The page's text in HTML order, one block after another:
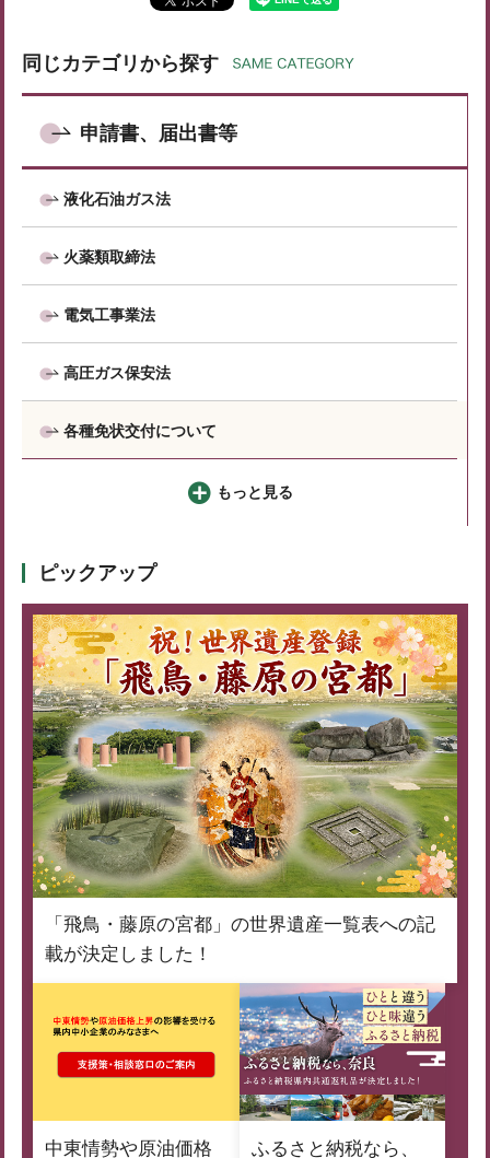
同じカテゴリから探す
申請書、届出書等
液化石油ガス法
火薬類取締法
電気工事業法
高圧ガス保安法
各種免状交付について
もっと見る
ピックアップ
「飛鳥・藤原の宮都」の世界遺産一覧表への記
載が決定しました！
中東情勢や原油価格
ふるさと納税なら、